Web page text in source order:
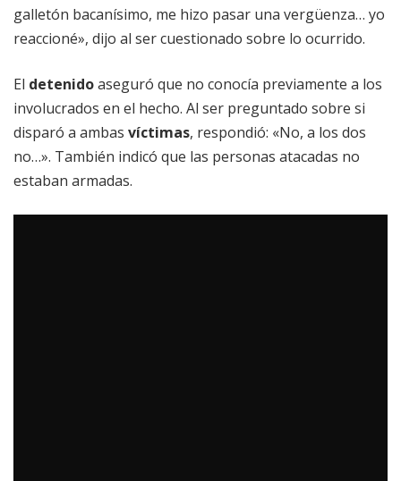
galletón bacanísimo, me hizo pasar una vergüenza… yo
reaccioné», dijo al ser cuestionado sobre lo ocurrido.
El detenidoaseguró que no conocía previamente a los
involucrados en el hecho. Al ser preguntado sobre si
disparó a ambas víctimas, respondió: «No, a los dos
no…». También indicó que las personas atacadas no
estaban armadas.